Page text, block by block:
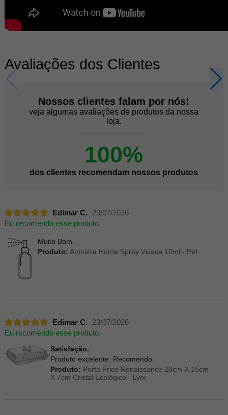
Avaliações dos Clientes
Nossos clientes falam por nós!
veja algumas avaliações de produtos da nossa
loja.
100%
dos clientes recomendam nossos produtos
Edimar C.
23/07/2026
Eu recomendo esse produto.
Muito Bom.
Produto: Amostra Home Spray Vicace 10ml - Pet
Edimar C.
23/07/2026
Eu recomendo esse produto.
Satisfação.
Produto excelente. Recomendo.
Produto: Porta Frios Renaissance 20cm X 15cm
X 7cm Cristal Ecológico - Lyor